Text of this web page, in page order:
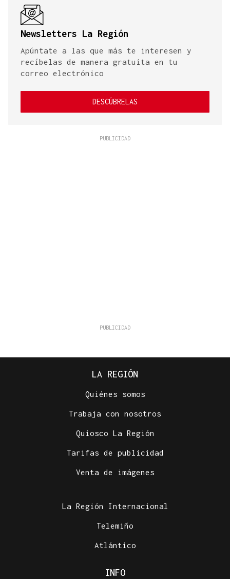
Newsletters La Región
Apúntate a las que más te interesen y
recíbelas de manera gratuita en tu
correo electrónico
DESCÚBRELAS
LA REGIÓN
Quiénes somos
Trabaja con nosotros
Quiosco La Región
Tarifas de publicidad
Venta de imágenes
La Región Internacional
Telemiño
Atlántico
INFO